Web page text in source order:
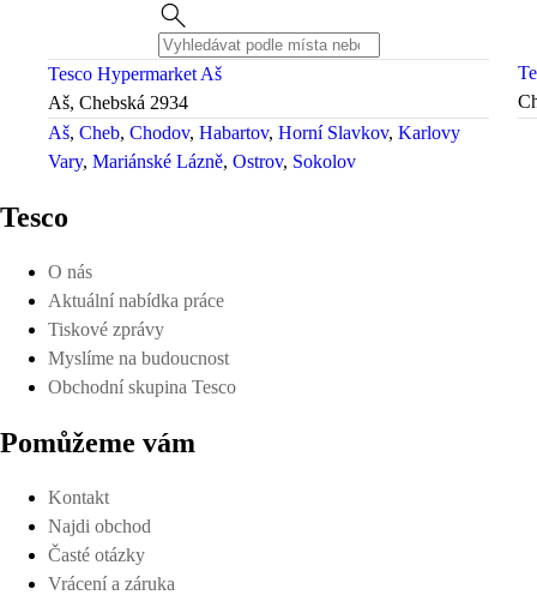
Tesco Hypermarket Aš
Aš, Chebská 2934
Aš Cheb Chodov Habartov Horní Slavkov Karlovy
Vary Mariánské Lázně Ostrov Sokolov
Tesco
O nás
Aktuální nabídka práce
Tiskové zprávy
Myslíme na budoucnost
Obchodní skupina Tesco
Pomůžeme vám
Kontakt
Najdi obchod
Časté otázky
Vrácení a záruka